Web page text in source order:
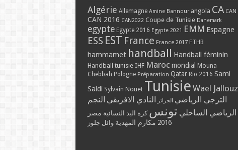
Algérie Allemagne Amine Bannour angola CA CAN
CAN 2016 CAN2022 Coupe de Tunisie Danemark
egypte Egypte 2016 Egypte 2021 EMM Espagne
ESS EST France France 2017 FTHB
hammamet handball Handball féminin
Handball tunisie IHF Maroc mondial Mouna
Chebbah Pologne Préparation Qatar Rio 2016 Sami
Saidi Sylvain Nouet Tunisie Wael Jallouz
الترجي الرياضي الجزائر النادي الافريقي النجم
الرياضي الساحلي تونس كرة اليد النسائية مصر
2016 مكارم المهدية وائل جلوز